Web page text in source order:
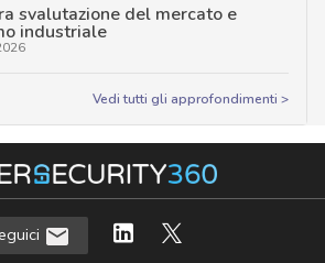
svalutazione del mercato e
industriale
Vedi tutti gli approfondimenti >